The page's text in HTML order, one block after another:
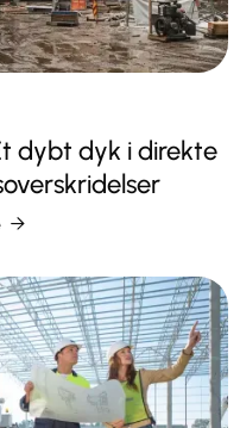
dybt dyk i direkte
